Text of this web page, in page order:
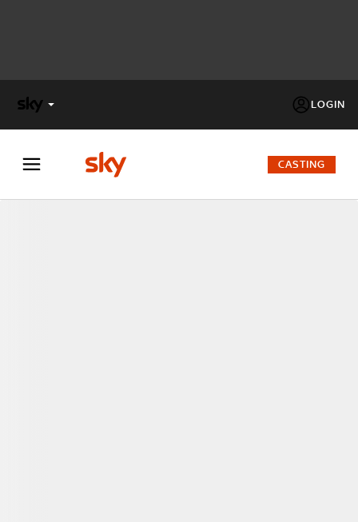
LOGIN
FACTOR
CASTING